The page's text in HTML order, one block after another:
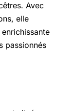
Avec
elle
passionnés